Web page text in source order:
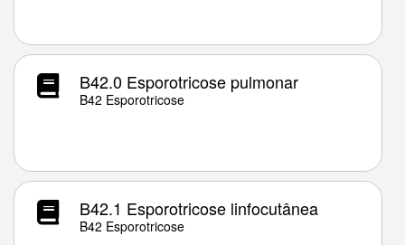
B42.0 Esporotricose pulmonar
B42 Esporotricose
B42.1 Esporotricose linfocutânea
B42 Esporotricose